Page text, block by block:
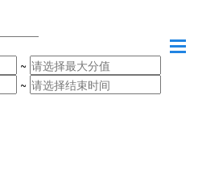
~
~